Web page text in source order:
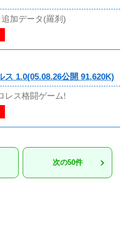
追加データ(羅刹)
ス 1.0(05.08.26公開 91,620K)
レス格闘ゲーム!
次の50件